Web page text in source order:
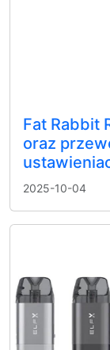
Fat Rabbit
oraz
2025-10-04